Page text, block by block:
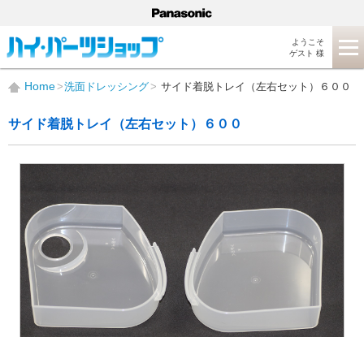
ようこそ
ゲスト 様
Home 洗面ドレッシング サイド着脱トレイ（左右セット）６００
サイド着脱トレイ（左右セット）６００